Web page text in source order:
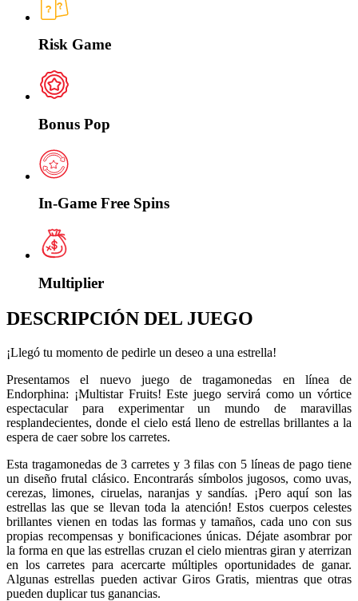
Risk Game
Bonus Pop
In-Game Free Spins
Multiplier
DESCRIPCIÓN DEL JUEGO
¡Llegó tu momento de pedirle un deseo a una estrella!
Presentamos el nuevo juego de tragamonedas en línea de
Endorphina: ¡Multistar Fruits! Este juego servirá como un vórtice
espectacular para experimentar un mundo de maravillas
resplandecientes, donde el cielo está lleno de estrellas brillantes a la
espera de caer sobre los carretes.
Esta tragamonedas de 3 carretes y 3 filas con 5 líneas de pago tiene
un diseño frutal clásico. Encontrarás símbolos jugosos, como uvas,
cerezas, limones, ciruelas, naranjas y sandías. ¡Pero aquí son las
estrellas las que se llevan toda la atención! Estos cuerpos celestes
brillantes vienen en todas las formas y tamaños, cada uno con sus
propias recompensas y bonificaciones únicas. Déjate asombrar por
la forma en que las estrellas cruzan el cielo mientras giran y aterrizan
en los carretes para acercarte múltiples oportunidades de ganar.
Algunas estrellas pueden activar Giros Gratis, mientras que otras
pueden duplicar tus ganancias.